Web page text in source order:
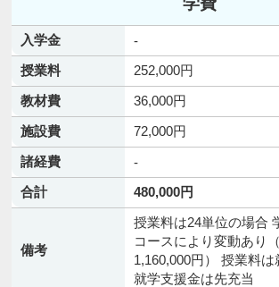
入学金
-
授業料
252,000円
教材費
36,000円
施設費
72,000円
諸経費
-
合計
480,000円
備考
授業料は24単位の場合
コースにより変動あり
1,160,000円） 授業料
就学支援金は先充当